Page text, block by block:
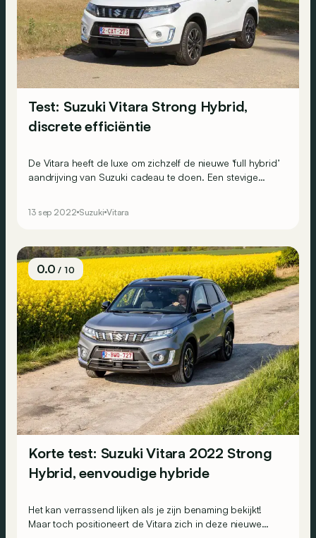
Test: Suzuki Vitara Strong Hybrid,
discrete efficiëntie
De Vitara heeft de luxe om zichzelf de nieuwe ‘full hybrid’
aandrijving van Suzuki cadeau te doen. Een stevige
13 sep 2022 Suzuki Vitara
0.0/ 10
Korte test: Suzuki Vitara 2022 Strong
Hybrid, eenvoudige hybride
Het kan verrassend lijken als je zijn benaming bekijkt!
Maar toch positioneert de Vitara zich in deze nieuwe